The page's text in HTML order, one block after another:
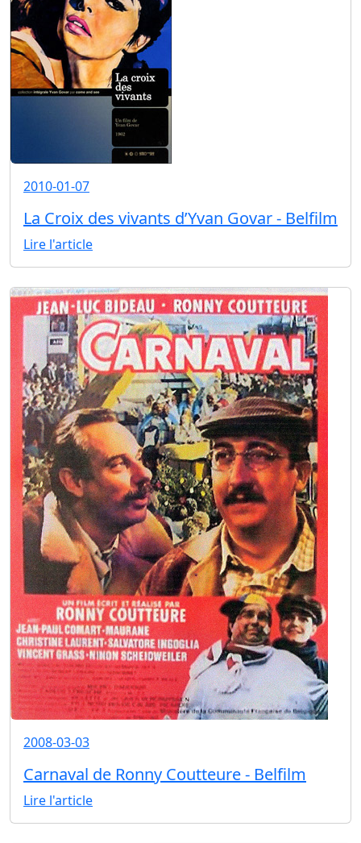
2010-01-07
La Croix des vivants d’Yvan Govar - Belfilm
Lire l'article
2008-03-03
Carnaval de Ronny Coutteure - Belfilm
Lire l'article